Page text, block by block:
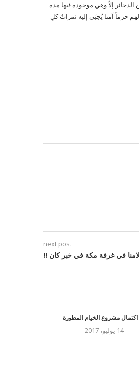
الذخائر إلاّ وهي موجودة فيها مدة
حرماً آمنا يُجبَى إليه ثمراتُ كلِ
next post
في غرفة مكة في خبر كان !!
اكتمال مشروع الخيام المطورة
14 يوليو، 2017